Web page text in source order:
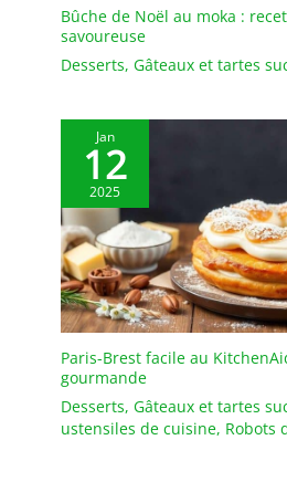
les
Bûche de Noël au moka :
savoureuse
Desserts, Gâteaux et tartes
Jan
12
2025
Paris-Brest facile au
gourmande
Desserts, Gâteaux et tartes
ustensiles de cuisine, Robots